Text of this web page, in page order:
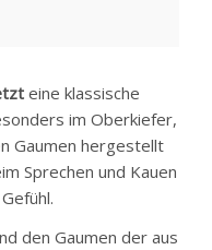
eine klassische
im Oberkiefer,
Gaumen hergestellt
Sprechen und Kauen
den Gaumen der aus